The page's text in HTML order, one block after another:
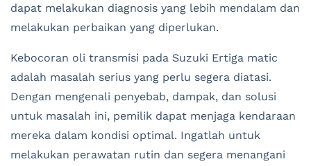
dapat melakukan diagnosis yang lebih mendalam dan
melakukan perbaikan yang diperlukan.
Kebocoran oli transmisi pada Suzuki Ertiga matic
adalah masalah serius yang perlu segera diatasi.
Dengan mengenali penyebab, dampak, dan solusi
untuk masalah ini, pemilik dapat menjaga kendaraan
mereka dalam kondisi optimal. Ingatlah untuk
melakukan perawatan rutin dan segera menangani